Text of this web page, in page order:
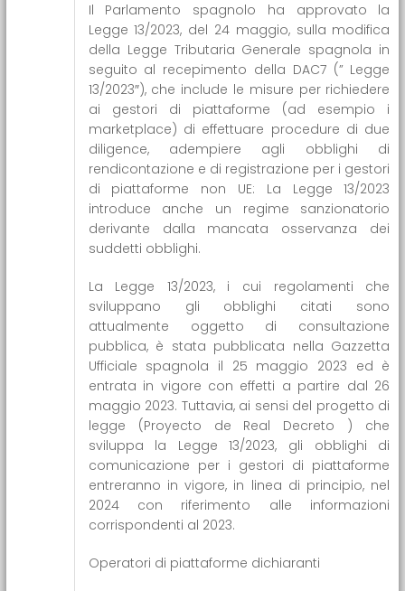
Il Parlamento spagnolo ha approvato la
Legge 13/2023, del 24 maggio, sulla modifica
della Legge Tributaria Generale spagnola in
seguito al recepimento della DAC7 (” Legge
13/2023″), che include le misure per richiedere
ai gestori di piattaforme (ad esempio i
marketplace) di effettuare procedure di due
diligence, adempiere agli obblighi di
rendicontazione e di registrazione per i gestori
di piattaforme non UE: La Legge 13/2023
introduce anche un regime sanzionatorio
derivante dalla mancata osservanza dei
suddetti obblighi.
La Legge 13/2023, i cui regolamenti che
sviluppano gli obblighi citati sono
attualmente oggetto di consultazione
pubblica, è stata pubblicata nella Gazzetta
Ufficiale spagnola il 25 maggio 2023 ed è
entrata in vigore con effetti a partire dal 26
maggio 2023. Tuttavia, ai sensi del progetto di
legge (Proyecto de Real Decreto ) che
sviluppa la Legge 13/2023, gli obblighi di
comunicazione per i gestori di piattaforme
entreranno in vigore, in linea di principio, nel
2024 con riferimento alle informazioni
corrispondenti al 2023.
Operatori di piattaforme dichiaranti